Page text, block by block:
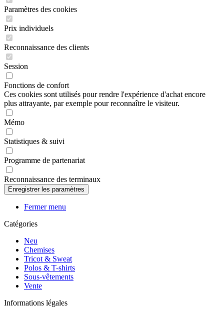
Paramètres des cookies
Prix individuels
Reconnaissance des clients
Session
Fonctions de confort
Ces cookies sont utilisés pour rendre l'expérience d'achat encore
plus attrayante, par exemple pour reconnaître le visiteur.
Mémo
Statistiques & suivi
Programme de partenariat
Reconnaissance des terminaux
Fermer menu
Catégories
Neu
Chemises
Tricot & Sweat
Polos & T-shirts
Sous-vêtements
Vente
Informations légales